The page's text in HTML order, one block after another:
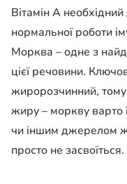
Вітамін А
нормальної роботи
Морква – одне з
цієї речовини.
жиророзчинний, тому
жиру – моркву варто
чи іншим джерелом
просто не засвоїться.